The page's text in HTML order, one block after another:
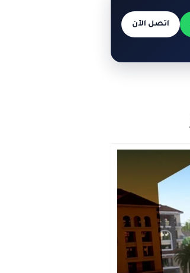
اتصل الآن